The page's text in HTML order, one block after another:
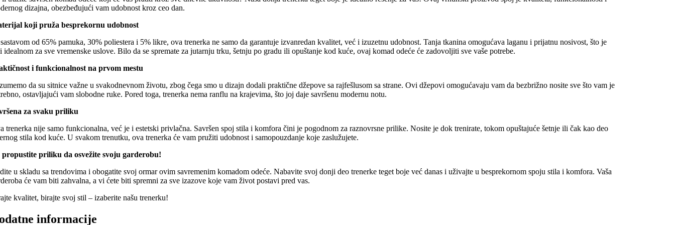
dizajna, obezbeđujući vam udobnost kroz ceo dan.
koji pruža besprekornu udobnost
od 65% pamuka, 30% poliestera i 5% likre, ova trenerka ne samo da garantuje izvanredan kvalitet, već i izuzetnu udobnost. Tanja tkanina omogućava laganu i prijatnu nosivost, što je
idealnom za sve vremenske uslove. Bilo da se spremate za jutarnju trku, šetnju po gradu ili opuštanje kod kuće, ovaj komad odeće će zadovoljiti sve vaše potrebe.
i funkcionalnost na prvom mestu
da su sitnice važne u svakodnevnom životu, zbog čega smo u dizajn dodali praktične džepove sa rajfešlusom sa strane. Ovi džepovi omogućavaju vam da bezbrižno nosite sve što vam je
ostavljajući vam slobodne ruke. Pored toga, trenerka nema ranflu na krajevima, što joj daje savršenu modernu notu.
za svaku priliku
trenerka nije samo funkcionalna, već je i estetski privlačna. Savršen spoj stila i komfora čini je pogodnom za raznovrsne prilike. Nosite je dok trenirate, tokom opuštajuće šetnje ili čak kao deo
stila kod kuće. U svakom trenutku, ova trenerka će vam pružiti udobnost i samopouzdanje koje zaslužujete.
propustite priliku da osvežite svoju garderobu!
u skladu sa trendovima i obogatite svoj ormar ovim savremenim komadom odeće. Nabavite svoj donji deo trenerke teget boje već danas i uživajte u besprekornom spoju stila i komfora. Vaša
će vam biti zahvalna, a vi ćete biti spremni za sve izazove koje vam život postavi pred vas.
kvalitet, birajte svoj stil – izaberite našu trenerku!
informacije